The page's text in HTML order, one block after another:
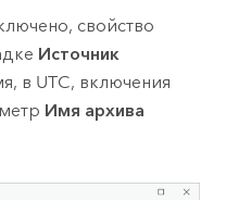
свойство
Источник
в UTC, включения
Имя архива